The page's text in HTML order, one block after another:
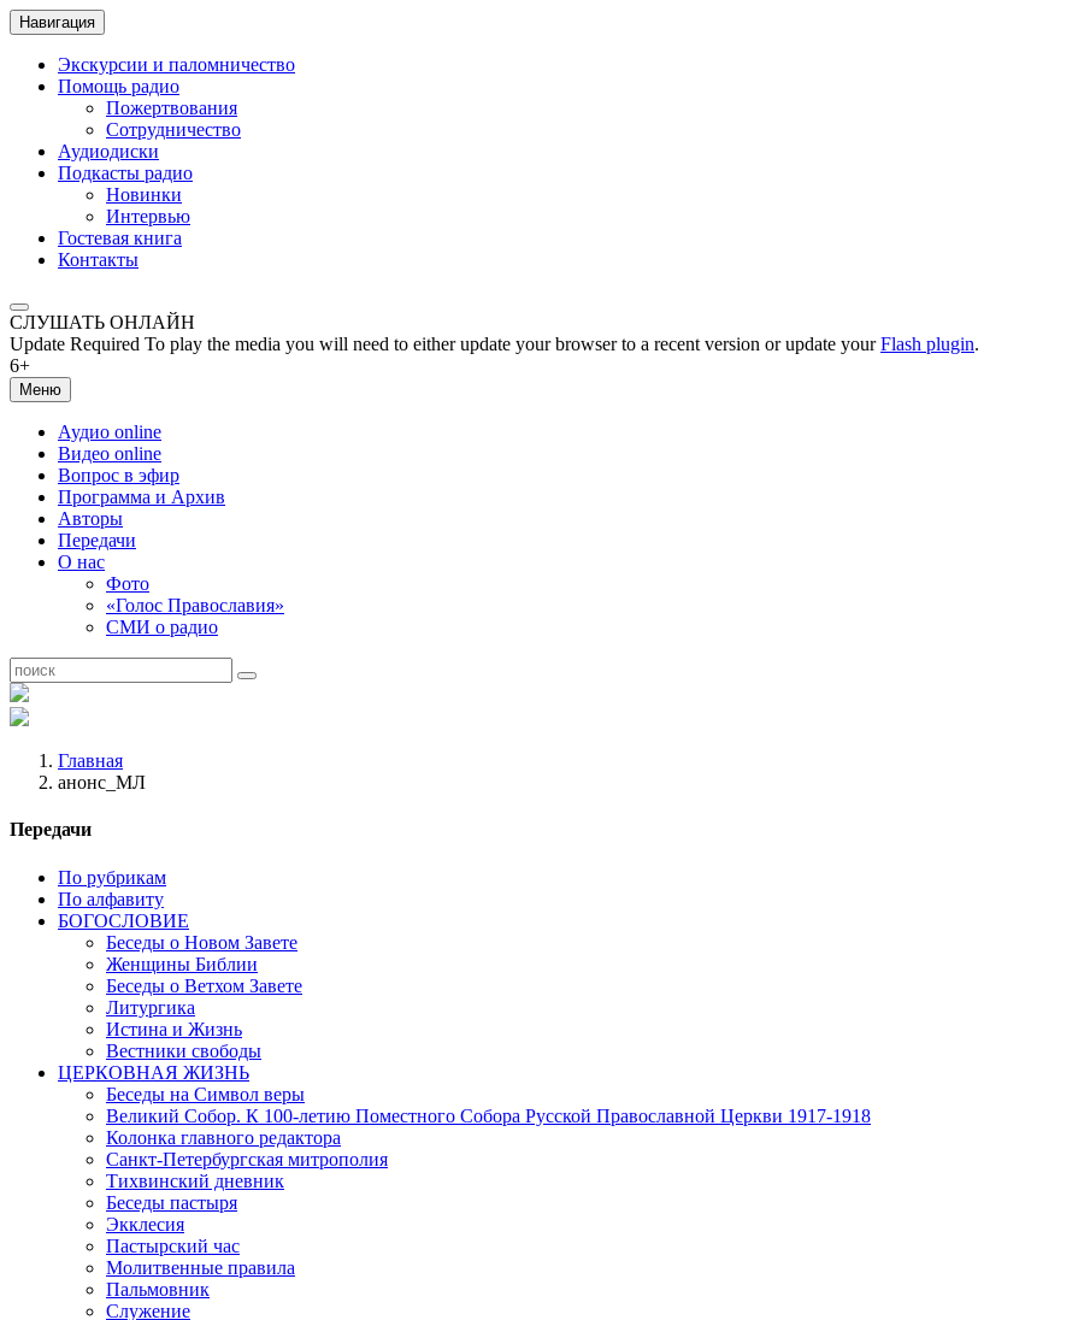
Навигация
Экскурсии и паломничество
Помощь радио
Пожертвования
Сотрудничество
Аудиодиски
Подкасты радио
Новинки
Интервью
Гостевая книга
Контакты
СЛУШАТЬ ОНЛАЙН
Update Required To play the media you will need to either update your browser to a recent version or update yourFlash plugin.
6+
Меню
Аудио online
Видео online
Вопрос в эфир
Программа и Архив
Авторы
Передачи
О нас
Фото
«Голос Православия»
СМИ о радио
Главная
анонс_МЛ
Передачи
По рубрикам
По алфавиту
БОГОСЛОВИЕ
Беседы о Новом Завете
Женщины Библии
Беседы о Ветхом Завете
Литургика
Истина и Жизнь
Вестники свободы
ЦЕРКОВНАЯ ЖИЗНЬ
Беседы на Символ веры
Великий Собор. К 100-летию Поместного Собора Русской Православной Церкви 1917-1918
Колонка главного редактора
Санкт-Петербургская митрополия
Тихвинский дневник
Беседы пастыря
Экклесия
Пастырский час
Молитвенные правила
Пальмовник
Служение